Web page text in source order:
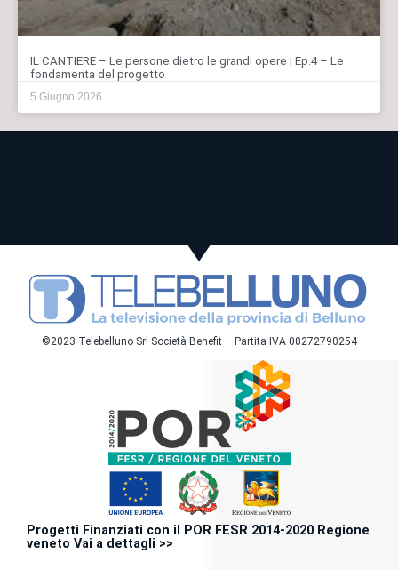
IL CANTIERE – Le persone dietro le grandi opere | Ep.4 – Le
fondamenta del progetto
5 Giugno 2026
©2023 Telebelluno Srl Società Benefit – Partita IVA 00272790254
Progetti Finanziati con il POR FESR 2014-2020 Regione
veneto Vai a dettagli >>